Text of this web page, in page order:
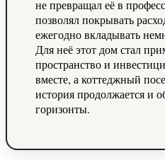
не превращал её в
позволял покрывать
ежегодно вкладывать
Для неё этот дом стал
пространство и
вместе, а коттеджный
история продолжается и
горизонты.